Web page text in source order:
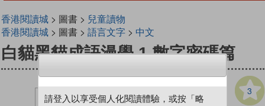
香港閱讀城> 圖書 > 兒童讀物
香港閱讀城> 圖書 > 語言文字> 中文
白貓黑貓成語漫學 1 數字密碼篇
3
請登入以享受個人化閱讀體驗，或按「略